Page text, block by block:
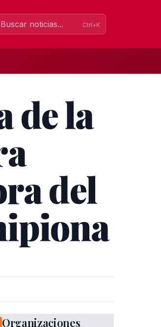
Ctrl+K
de la
del
Organizaciones